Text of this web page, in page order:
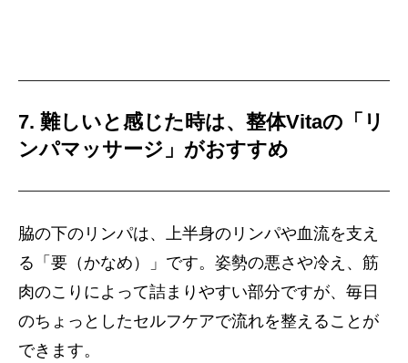
7. 難しいと感じた時は、整体Vitaの「リ
ンパマッサージ」がおすすめ
脇の下のリンパは、上半身のリンパや血流を支え
る「要（かなめ）」です。姿勢の悪さや冷え、筋
肉のこりによって詰まりやすい部分ですが、毎日
のちょっとしたセルフケアで流れを整えることが
できます。